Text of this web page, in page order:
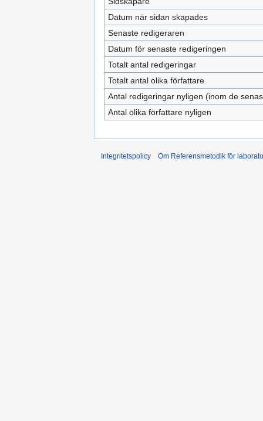
Datum när sidan skapades
Senaste redigeraren
Datum för senaste redigeringen
Totalt antal redigeringar
Totalt antal olika författare
Antal redigeringar nyligen (inom de
Antal olika författare nyligen
Integritetspolicy Om Referensmetodik för